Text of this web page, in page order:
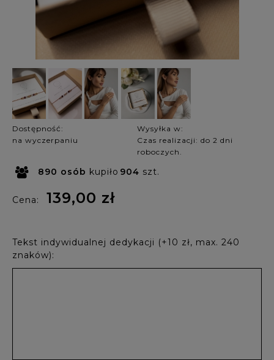
Dostępność:
na wyczerpaniu
Wysyłka w:
Czas realizacji: do 2 dni
roboczych.
890 osób kupiło 904 szt.
Cena: 139,00 zł
Tekst indywidualnej dedykacji (+10 zł, max. 240
znaków):